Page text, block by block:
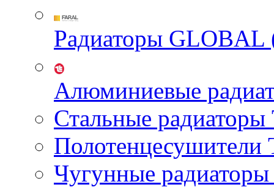
Радиаторы GLOBAL
Алюминиевые
Стальные
Чугунные